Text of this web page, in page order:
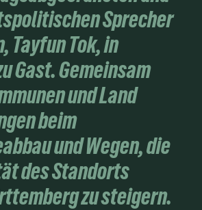
Sprecher
Tayfun Tok, in
Gast. Gemeinsam
und Land
beim
und Wegen, die
des Standorts
zu steigern.